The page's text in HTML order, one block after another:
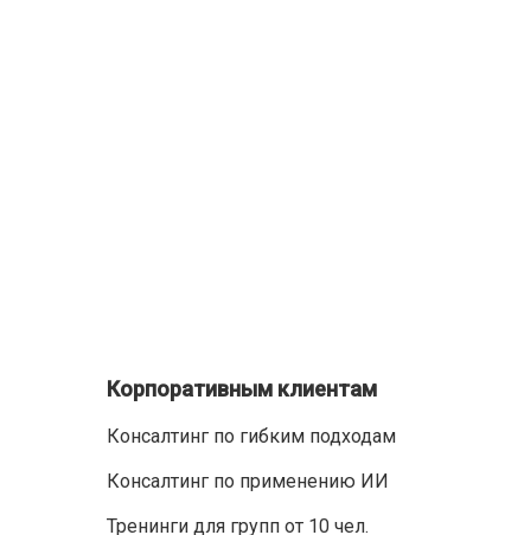
Корпоративным клиентам
Консалтинг по гибким подходам
Консалтинг по применению ИИ
Тренинги для групп от 10 чел.